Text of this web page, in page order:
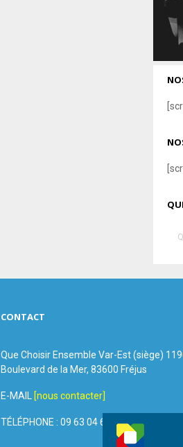
:
CONTACT
Que Choisir Ensemble Var-Est (siège)
Boulevard de la Mer, 83600 Fréjus
E-MAIL [nous contacter]
TÉLÉPHONE : 09 63 04 60 44